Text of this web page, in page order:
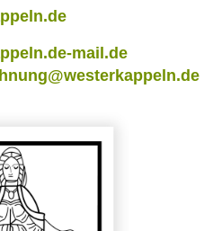
mail.de